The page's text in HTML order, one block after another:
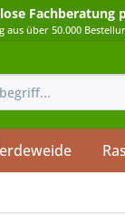
Fachberatung
aus über 50.000